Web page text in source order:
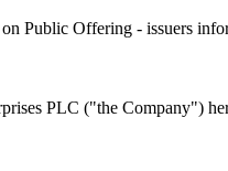
Public Offering - issuers
PLC ("the Company")